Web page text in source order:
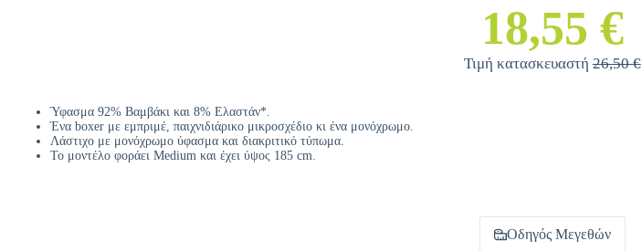
18,55 €
Τιμή κατασκευαστή26,50 €
Ύφασμα 92% Βαμβάκι και 8% Ελαστάν*.
Ένα boxer με εμπριμέ, παιχνιδιάρικο μικροσχέδιο κι ένα μονόχρωμο.
Λάστιχο με μονόχρωμο ύφασμα και διακριτικό τύπωμα.
Το μοντέλο φοράει Medium και έχει ύψος 185 cm.
Οδηγός Μεγεθών